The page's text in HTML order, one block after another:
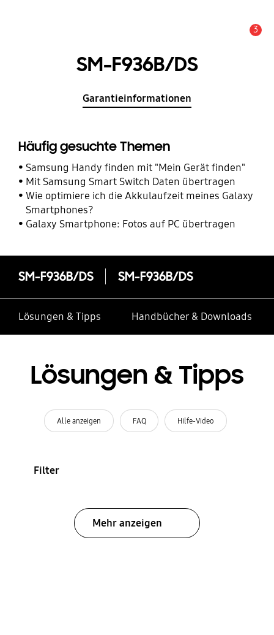
3
SM-F936B/DS
Garantieinformationen
Häufig gesuchte Themen
Samsung Handy finden mit "Mein Gerät finden"
Mit Samsung Smart Switch Daten übertragen
Wie optimiere ich die Akkulaufzeit meines Galaxy
Smartphones?
Galaxy Smartphone: Fotos auf PC übertragen
SM-F936B/DS SM-F936B/DS
Lösungen & Tipps Handbücher & Downloads
Lösungen & Tipps
Alle anzeigen FAQ Hilfe-Video
Filter
Mehr anzeigen